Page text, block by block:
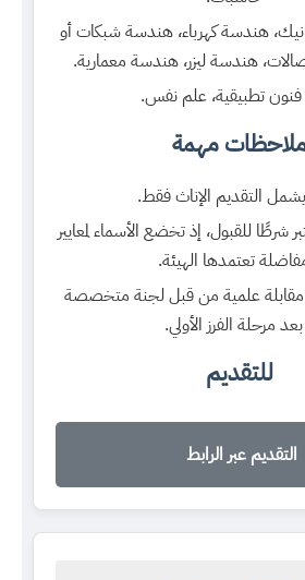
هندسة كهرباء، هندسة شبكات أو
فنون تطبيقية، علم نفس.
مهمة
يشمل التقديم الإناث فقط.
شرطًا للقبول، إذ تخضع الأسماء لمعايير
تعتمدها الهيئة.
مقابلة علمية من قبل لجنة متخصصة
بعد مرحلة الفرز الأولي.
للتقديم
التقديم عبر الرابط